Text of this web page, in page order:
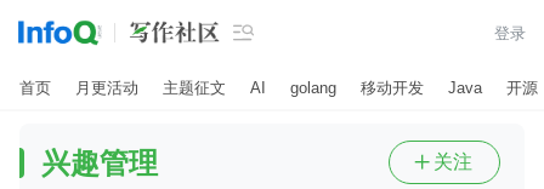
 登录
首页 月更活动 主题征文 AI golang 移动开发 Java 开源
兴趣管理  关注